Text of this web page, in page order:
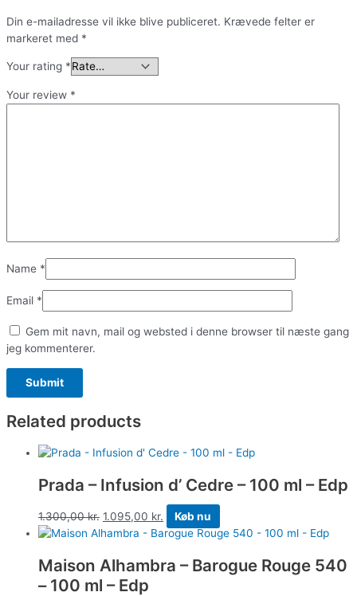
Din e-mailadresse vil ikke blive publiceret. Krævede felter er
markeret med *
Your rating *
Your review *
Name *
Email *
Gem mit navn, mail og websted i denne browser til næste gang
jeg kommenterer.
Related products
Prada – Infusion d’ Cedre – 100 ml – Edp
1.300,00kr. 1.095,00 kr. Køb nu
Maison Alhambra – Barogue Rouge 540
– 100 ml – Edp